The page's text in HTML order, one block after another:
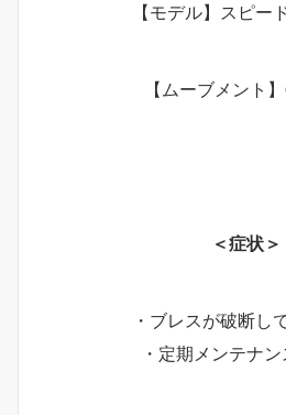
【モデル】スピー
【ムーブメント
＜症状＞
・ブレスが破断し
・定期メンテナ